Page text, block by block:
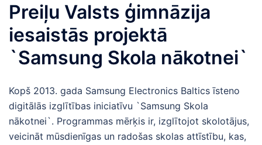
Preiļu Valsts ģimnāzija
iesaistās projektā
`Samsung Skola nākotnei`
Kopš 2013. gada Samsung Electronics Baltics īsteno
digitālās izglītības iniciatīvu `Samsung Skola
nākotnei`. Programmas mērķis ir, izglītojot skolotājus,
veicināt mūsdienīgas un radošas skolas attīstību, kas,